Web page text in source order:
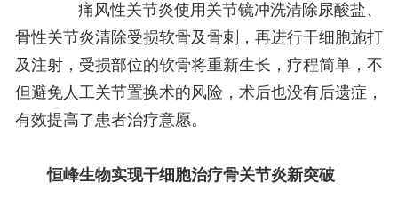
痛风性关节炎使用关节镜冲洗清除尿酸盐、
骨性关节炎清除受损软骨及骨刺，再进行干细胞施打
及注射，受损部位的软骨将重新生长，疗程简单，不
但避免人工关节置换术的风险，术后也没有后遗症，
有效提高了患者治疗意愿。
恒峰生物实现干细胞治疗骨关节炎新突破